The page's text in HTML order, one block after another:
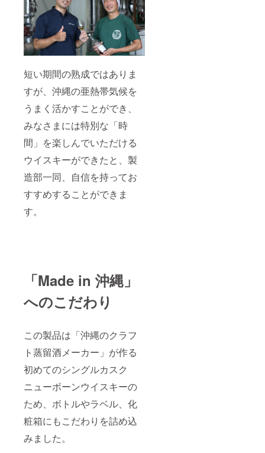
短い期間の熟成ではありま
すが、沖縄の亜熱帯気候を
うまく活かすことができ、
みなさまには特別な「時
間」を楽しんでいただける
ウイスキーができたと、製
造部一同、自信を持ってお
すすめすることができま
す。
「Made in 沖縄」
へのこだわり
この製品は「沖縄のクラフ
ト蒸留酒メーカー」が作る
初めてのシングルカスク
ニューボーンウイスキーの
ため、ボトルやラベル、化
粧箱にもこだわりを詰め込
みました。